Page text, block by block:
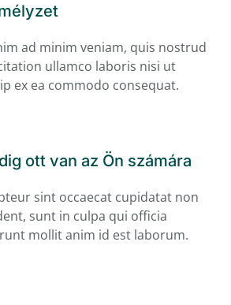
ad minim veniam, quis nostrud
ullamco laboris nisi ut
ex ea commodo consequat.
ott van az Ön számára
sint occaecat cupidatat non
sunt in culpa qui officia
mollit anim id est laborum.